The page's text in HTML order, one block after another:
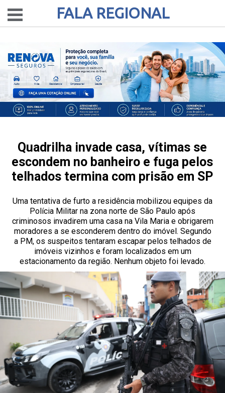
FALA REGIONAL
Quadrilha invade casa, vítimas se
escondem no banheiro e fuga pelos
telhados termina com prisão em SP
Uma tentativa de furto a residência mobilizou equipes da
Polícia Militar na zona norte de São Paulo após
criminosos invadirem uma casa na Vila Maria e obrigarem
moradores a se esconderem dentro do imóvel. Segundo
a PM, os suspeitos tentaram escapar pelos telhados de
imóveis vizinhos e foram localizados em um
estacionamento da região. Nenhum objeto foi levado.